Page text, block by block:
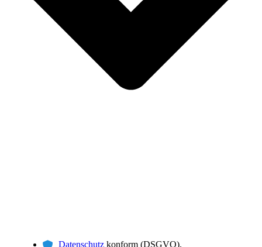
Datenschutz konform (DSGVO).